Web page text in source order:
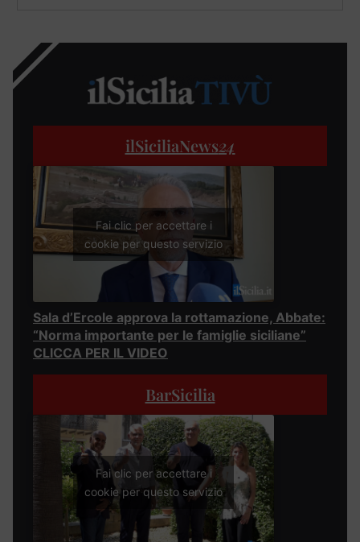
ilSiciliaNews24
Fai clic per accettare i
cookie per questo servizio
Sala d’Ercole approva la rottamazione, Abbate:
“Norma importante per le famiglie siciliane”
CLICCA PER IL VIDEO
BarSicilia
Fai clic per accettare i
cookie per questo servizio